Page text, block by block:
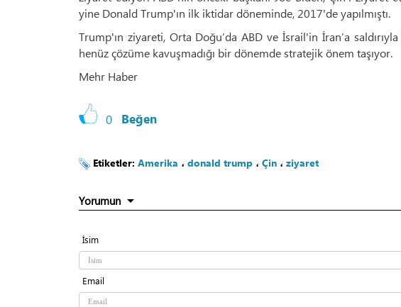
yine Donald Trump'ın ilk iktidar döneminde, 2017'de yapılmıştı.
Trump'ın ziyareti, Orta Doğu’da ABD ve İsrail'in İran’a
henüz çözüme kavuşmadığı bir dönemde stratejik önem taşıyor.
Mehr Haber
0 Beğen
Etiketler: Amerika ، donald trump ، Çin ، ziyaret
Yorumun
İsim
Email